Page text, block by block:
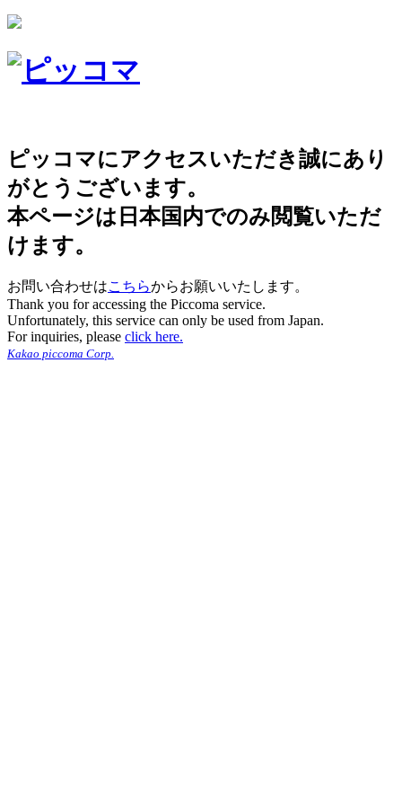
ピッコマにアクセスいただき誠にあり
がとうございます。
本ページは日本国内でのみ閲覧いただ
けます。
お問い合わせはこちらからお願いいたします。
Thank you for accessing the Piccoma service.
Unfortunately, this service can only be used from Japan.
For inquiries, please click here.
Kakao piccoma Corp.